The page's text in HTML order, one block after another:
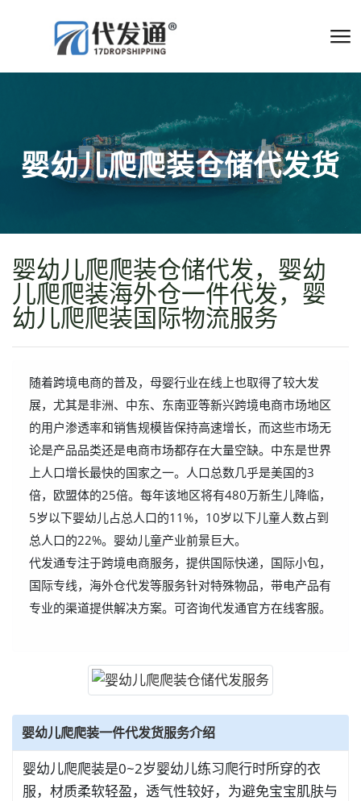
婴幼儿爬爬装仓储代发货
婴幼儿爬爬装仓储代发，婴幼
儿爬爬装海外仓一件代发，婴
幼儿爬爬装国际物流服务
随着跨境电商的普及，母婴行业在线上也取得了较大发
展，尤其是非洲、中东、东南亚等新兴跨境电商市场地区
的用户渗透率和销售规模皆保持高速增长，而这些市场无
论是产品品类还是电商市场都存在大量空缺。中东是世界
上人口增长最快的国家之一。人口总数几乎是美国的3
倍，欧盟体的25倍。每年该地区将有480万新生儿降临，
5岁以下婴幼儿占总人口的11%，10岁以下儿童人数占到
总人口的22%。婴幼儿童产业前景巨大。
代发通专注于跨境电商服务，提供国际快递，国际小包，
国际专线，海外仓代发等服务针对特殊物品，带电产品有
专业的渠道提供解决方案。可咨询代发通官方在线客服。
婴幼儿爬爬装一件代发货服务介绍
婴幼儿爬爬装是0~2岁婴幼儿练习爬行时所穿的衣
服，材质柔软轻盈，透气性较好，为避免宝宝肌肤与